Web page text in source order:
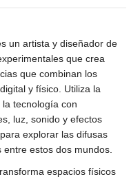
un artista y diseñador de
que crea
que combinan los
y físico. Utiliza la
la tecnología con
luz, sonido y efectos
explorar las difusas
entre estos dos mundos.
espacios físicos